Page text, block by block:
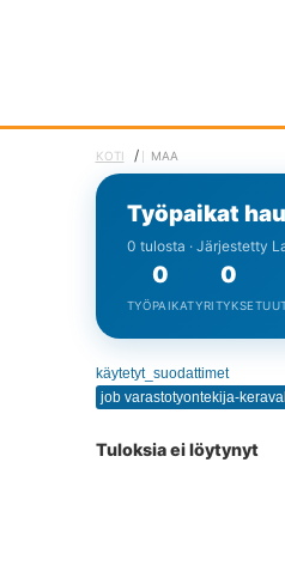
KOTI / MAA
Työpaikat
0 tulosta · Järjestetty
0
TYÖPAIKAT
0
YRITYKSET
käytetyt_suodattimet
Tuloksia ei löytynyt